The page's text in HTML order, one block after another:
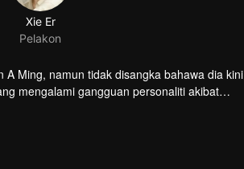
Xie Er
Pelakon
Ming, namun tidak disangka bahawa dia kini
mengalami gangguan personaliti akibat
Gula” untuk membimbingnya